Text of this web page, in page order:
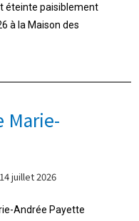
éteinte paisiblement
à la Maison des
Marie-
juillet 2026
Andrée Payette